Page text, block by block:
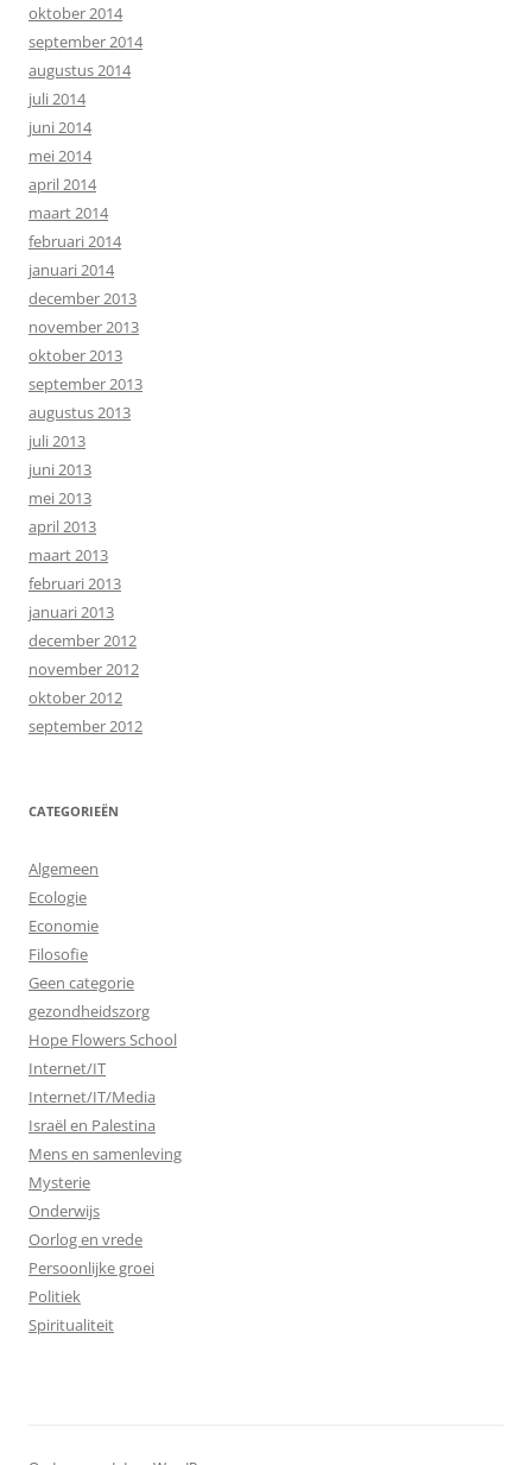
oktober 2014
september 2014
augustus 2014
juli 2014
juni 2014
mei 2014
april 2014
maart 2014
februari 2014
januari 2014
december 2013
november 2013
oktober 2013
september 2013
augustus 2013
juli 2013
juni 2013
mei 2013
april 2013
maart 2013
februari 2013
januari 2013
december 2012
november 2012
oktober 2012
september 2012
CATEGORIEËN
Algemeen
Ecologie
Economie
Filosofie
Geen categorie
gezondheidszorg
Hope Flowers School
Internet/IT
Internet/IT/Media
Israël en Palestina
Mens en samenleving
Mysterie
Onderwijs
Oorlog en vrede
Persoonlijke groei
Politiek
Spiritualiteit